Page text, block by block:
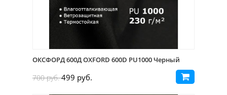
ОКСФОРД 600Д OXFORD 600D PU1000 Черный
700 руб.499 руб.